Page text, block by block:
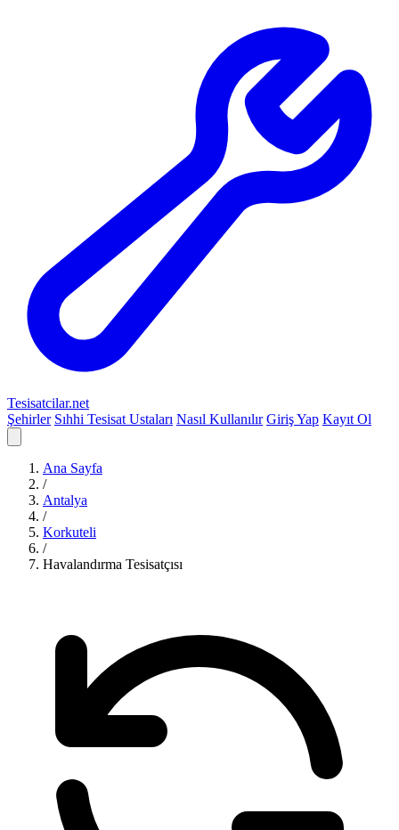
Tesisatcilar.net
Şehirler Sıhhi Tesisat Ustaları Nasıl Kullanılır Giriş Yap Kayıt Ol
Ana Sayfa
/
Antalya
/
Korkuteli
/
Havalandırma Tesisatçısı